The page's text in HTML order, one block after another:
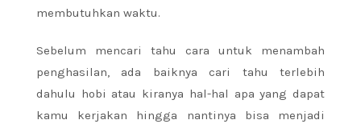
membutuhkan waktu.
Sebelum mencari tahu cara untuk menambah
penghasilan, ada baiknya cari tahu terlebih
dahulu hobi atau kiranya hal-hal apa yang dapat
kamu kerjakan hingga nantinya bisa menjadi